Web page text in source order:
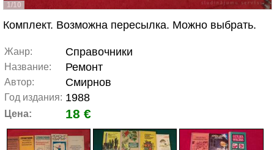
1/10
Комплект. Возможна пересылка. Можно выбрать.
Жанр: Справочники
Название: Ремонт
Автор: Смирнов
Год издания: 1988
Цена: 18 €